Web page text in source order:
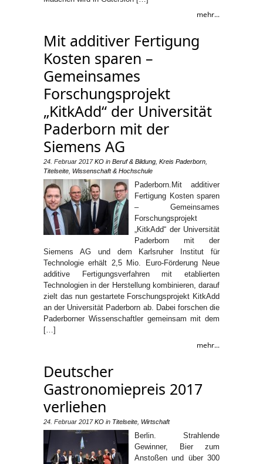
mehr...
Mit additiver Fertigung
Kosten sparen –
Gemeinsames
Forschungsprojekt
„KitkAdd“ der Universität
Paderborn mit der
Siemens AG
24. Februar 2017 KO in Beruf & Bildung Kreis Paderborn
Titelseite Wissenschaft & Hochschule
Paderborn.Mit additiver
Fertigung Kosten sparen
– Gemeinsames
Forschungsprojekt
„KitkAdd“ der Universität
Paderborn mit der
Siemens AG und dem Karlsruher Institut für
Technologie erhält 2,5 Mio. Euro-Förderung Neue
additive Fertigungsverfahren mit etablierten
Technologien in der Herstellung kombinieren, darauf
zielt das nun gestartete Forschungsprojekt KitkAdd
an der Universität Paderborn ab. Dabei forschen die
Paderborner Wissenschaftler gemeinsam mit dem
[…]
mehr...
Deutscher
Gastronomiepreis 2017
verliehen
24. Februar 2017 KO in Titelseite Wirtschaft
Berlin. Strahlende
Gewinner, Bier zum
Anstoßen und über 300